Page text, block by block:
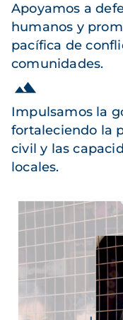
Apoyamos a
humanos y
pacífica de
comunidades.
Impulsamos la
fortaleciendo la
civil y las
locales.